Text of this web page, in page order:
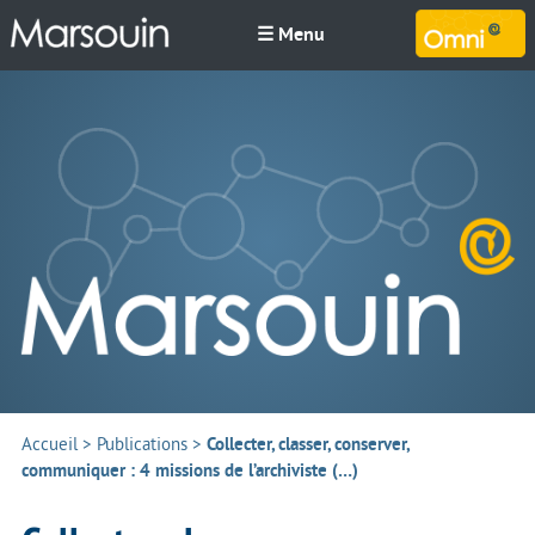
☰ Menu
Accueil> Publications > Collecter, classer, conserver,
communiquer : 4 missions de l’archiviste (…)